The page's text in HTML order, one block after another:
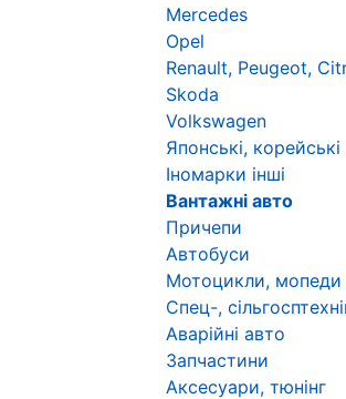
Mercedes
Opel
Renault, Peugeot,
Skoda
Volkswagen
Японські, корейські
Іномарки інші
Вантажні авто
Причепи
Автобуси
Мотоцикли, мопеди
Спец-,
Аварійні авто
Запчастини
Аксесуари, тюнінг